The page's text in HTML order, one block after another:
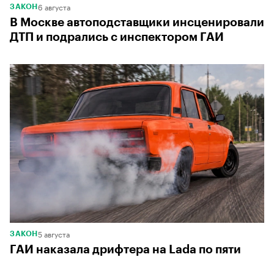
ЗАКОН 6 августа
В Москве автоподставщики инсценировали
ДТП и подрались с инспектором ГАИ
ЗАКОН 5 августа
ГАИ наказала дрифтера на Lada по пяти